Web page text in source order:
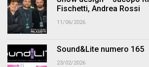
Fischetti, Andrea Rossi
11/06/2026
Sound&Lite numero 165
23/02/2026